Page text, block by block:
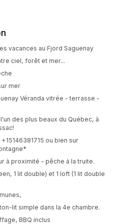
vacances au Fjord Saguenay
ciel, forêt et mer...
mer
Véranda vitrée - terrasse -
des plus beaux du Québec, à
ou bien sur
à proximité - pêche à la truite.
1 lit double) et 1 loft (1 lit double
lit simple dans la 4e chambre.
BBQ inclus